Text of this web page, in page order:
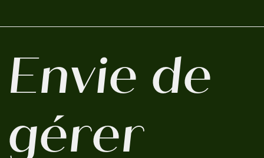
Envie de
gérer